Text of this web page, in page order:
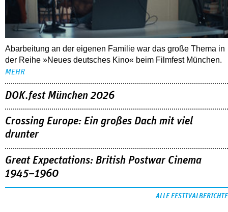
Abarbeitung an der eigenen Familie war das große Thema in
der Reihe »Neues deutsches Kino« beim Filmfest München.
MEHR
DOK.fest München 2026
Crossing Europe: Ein großes Dach mit viel
drunter
Great Expectations: British Postwar Cinema
1945–1960
ALLE FESTIVALBERICHTE